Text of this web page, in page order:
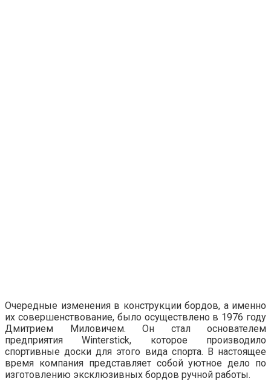
Очередные изменения в конструкции бордов, а именно
их совершенствование, было осуществлено в 1976 году
Дмитрием Миловичем. Он стал основателем
предприятия Winterstick, которое производило
спортивные доски для этого вида спорта. В настоящее
время компания представляет собой уютное дело по
изготовлению эксклюзивных бордов ручной работы.